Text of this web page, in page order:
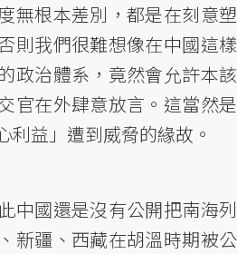
無根本差別，都是在刻意塑
則我們很難想像在中國這樣
政治體系，竟然會允許本該
官在外肆意放言。這當然是
利益」遭到威脅的緣故。
中國還是沒有公開把南海列
新疆、西藏在胡溫時期被公